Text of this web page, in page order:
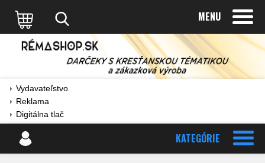
MENU
Vydavateľstvo
Reklama
Digitálna tlač
KATEGÓRIE